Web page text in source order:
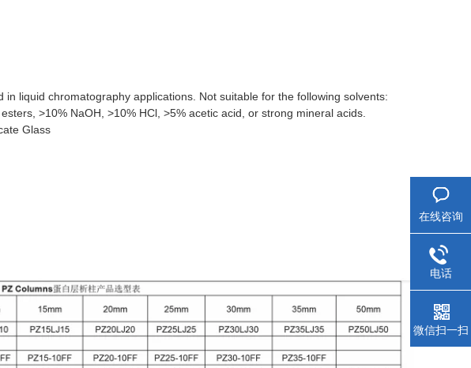
liquid chromatography applications. Not suitable for the following solvents:
>10% NaOH, >10% HCl, >5% acetic acid, or strong mineral acids.
Glass
在线咨询
电话
微信扫一扫